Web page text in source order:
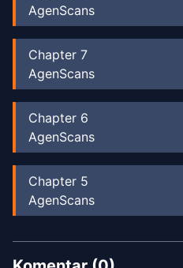
AgenScans
Chapter 7
AgenScans
Chapter 6
AgenScans
Chapter 5
AgenScans
Chapter4
AgenScans